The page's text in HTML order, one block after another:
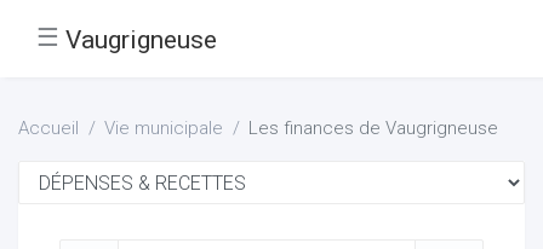
☰ Vaugrigneuse
Accueil Vie municipale Les finances de Vaugrigneuse